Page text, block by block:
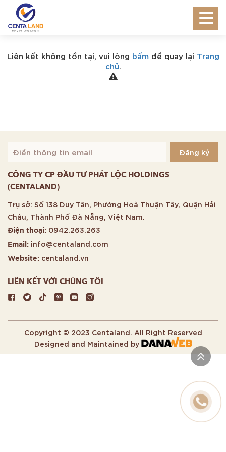
Liên kết không tồn tại, vui lòng bấmđể quay lại Trang
chủ.
CÔNG TY CP ĐẦU TƯ PHÁT LỘC HOLDINGS
(CENTALAND)
Trụ sở: Số 138 Duy Tân, Phường Hoà Thuận Tây, Quận Hải
Châu, Thành Phố Đà Nẵng, Việt Nam.
Điện thoại: 0942.263.263
Email: info@centaland.com
Website: centaland.vn
LIÊN KẾT VỚI CHÚNG TÔI
Copyright © 2023 Centaland. All Right Reserved
Designed and Maintained by